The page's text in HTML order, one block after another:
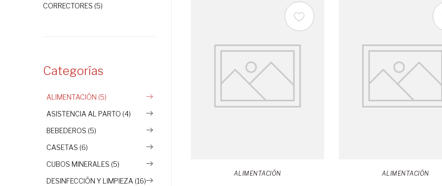
ALIMENTACIÓN ALIMENTACIÓN
CORRECTORES (5)
Categorías
ALIMENTACIÓN (5)
ASISTENCIA AL PARTO (4)
BEBEDEROS (5)
CASETAS (6)
CUBOS MINERALES (5)
DESINFECCIÓN Y LIMPIEZA (16)